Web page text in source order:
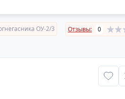
ОУ-2/3
Отзывы: 0